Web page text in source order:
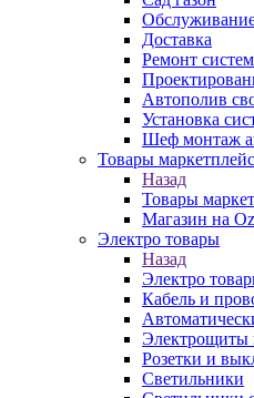
Доставка
Ремонт
Автополив
Установка
Шеф монтаж
Товары
Назад
Товары
Магазин на
Электро товары
Назад
Электро
Кабель и
Электрощиты
Розетки и
Светильники